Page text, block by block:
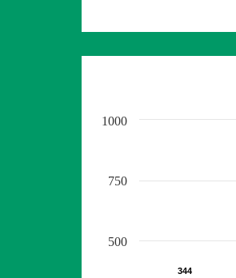
344
344
500
750
1000